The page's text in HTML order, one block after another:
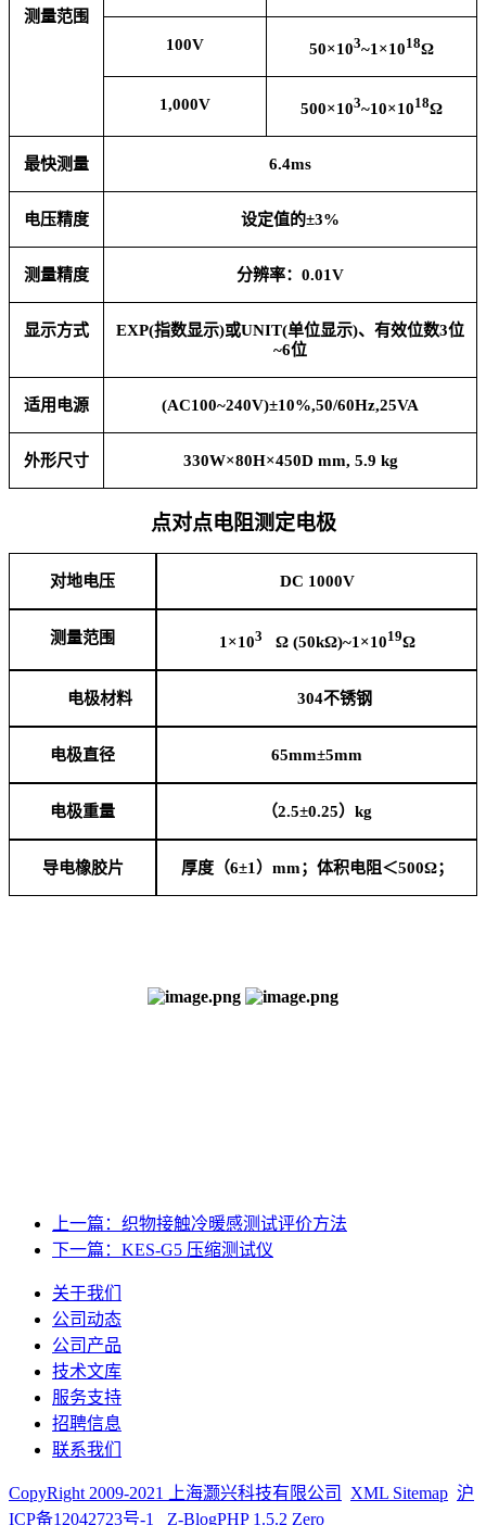
测量范围
100V 50×103~1×1018Ω
1,000V 500×103~10×1018Ω
最快测量 6.4ms
电压精度 设定值的±3%
测量精度 分辨率：0.01V
显示方式 EXP(指数显示)或UNIT(单位显示)、有效位数3位
~6位
适用电源 (AC100~240V)±10%,50/60Hz,25VA
外形尺寸 330W×80H×450D mm, 5.9 kg
点对点电阻测定电极
对地电压 DC 1000V
测量范围 1×103 Ω (50kΩ)~1×1019Ω
电极材料 304不锈钢
电极直径 65mm±5mm
电极重量 （2.5±0.25）kg
导电橡胶片 厚度（6±1）mm；体积电阻＜500Ω；
上一篇：织物接触冷暖感测试评价方法
下一篇：KES-G5 压缩测试仪
关于我们
公司动态
公司产品
技术文库
服务支持
招聘信息
联系我们
CopyRight 2009-2021 上海灏兴科技有限公司 XML Sitemap 沪
ICP备12042723号-1
Z-BlogPHP 1.5.2 Zero